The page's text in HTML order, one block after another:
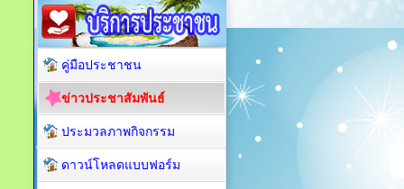
คู่มือประชาชน
ข่าวประชาสัมพันธ์
ประมวลภาพกิจกรรม
ดาวน์โหลดแบบฟอร์ม